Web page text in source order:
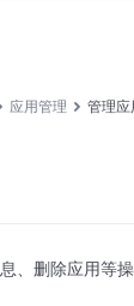
应用管理 管理应
、删除应用等